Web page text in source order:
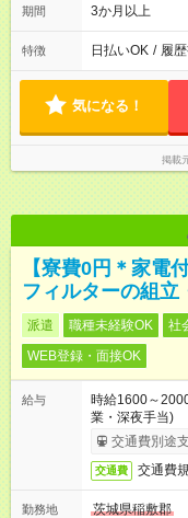
期間 3か月以上
特徴 日払いOK / 履
気になる！
掲載
【寮費0円＊家電
フィルターの組立
派遣 職種未経験OK 社
WEB登録・面接OK
給与
時給1600～
業・深夜手当)
交通費別途
交通費 交通費
勤務地
茨城県稲敷郡